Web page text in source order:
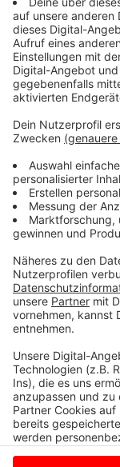
Die Mehrheit
zugestimmt. In
der
Flender, man
Kostenstruktur
proaktiv
Metall
mögliche
zusätzliche
Beschäftigten
vorgestern
investiert wird -
brasilianischen
Anzeige
Anzeige